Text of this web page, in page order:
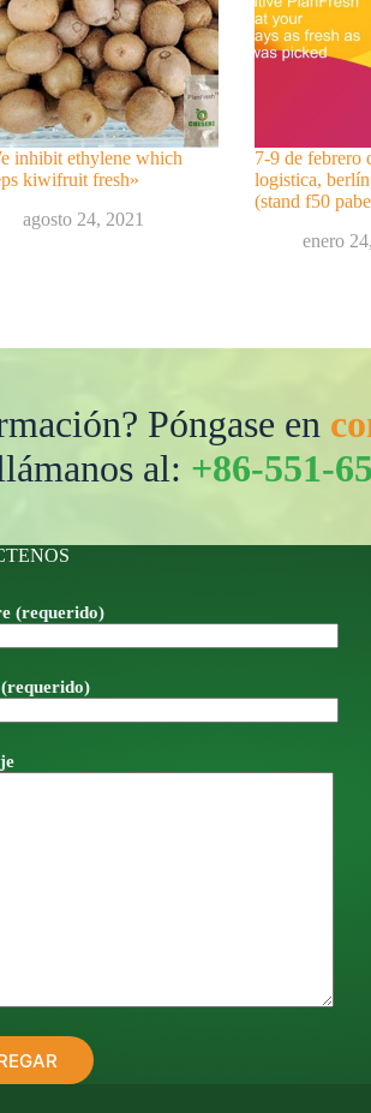
inhibit ethylene which
kiwifruit fresh»
agosto 24, 2021
7-9 de febrero
logistica,
(stand f50
enero
Póngase en
al: +86-551-
(requerido)